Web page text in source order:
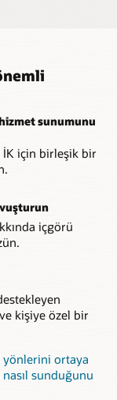
Oracle
İK ile İK
hizmeti sağlama
masası
sunumunu
için birleşik bir
içgörü
kişiye özel bir
yönlerini ortaya
sunduğunu